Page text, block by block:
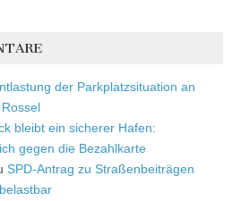
der Parkplatzsituation an
bleibt ein sicherer Hafen:
gegen die Bezahlkarte
SPD-Antrag zu Straßenbeiträgen